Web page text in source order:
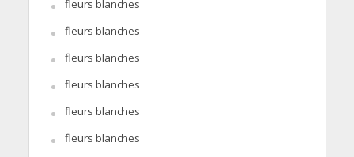
fleurs blanches
fleurs blanches
fleurs blanches
fleurs blanches
fleurs blanches
fleurs blanches